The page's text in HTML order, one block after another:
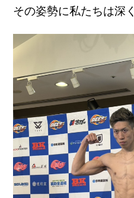
その姿勢に私たちは深